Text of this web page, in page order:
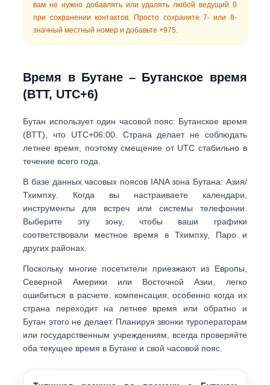
вам не нужно добавлять или удалять любой ведущий 0
при сохранении контактов. Просто сохраните 7- или 8-
значный местный номер и добавьте+975.
Время в Бутане – Бутанское время
(BTT, UTC+6)
Бутан использует один часовой пояс: Бутанское время
(BTT) , что UTC+06:00. Страна делает не соблюдать
летнее время , поэтому смещение от UTC стабильно в
течение всего года.
В базе данных часовых поясов IANA зона Бутана: Азия/
Тхимпху . Когда вы настраиваете календари,
инструменты для встреч или системы телефонии.
Выберите эту зону, чтобы ваши графики
соответствовали местное время в Тхимпху, Паро и
других районах.
Поскольку многие посетители приезжают из Европы,
Северной Америки или Восточной Азии, легко
ошибиться в расчете. компенсация, особенно когда их
страна переходит на летнее время или обратнои
Бутан этого не делает. Планируя звонки туроператорам
или государственным учреждениям, всегда проверяйте
обатекущее время в Бутане исвой часовой пояс